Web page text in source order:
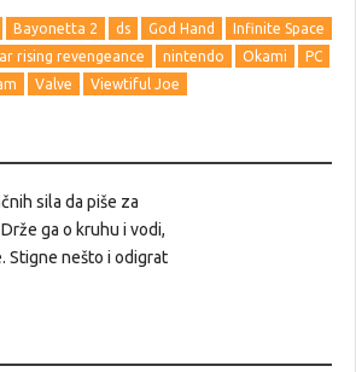
Bayonetta 2 ds God Hand
Infinite Space
rising revengeance nintendo Okami
PC
Valve Viewtiful Joe
sila da piše za
ga o kruhu i vodi,
Stigne nešto i odigrat